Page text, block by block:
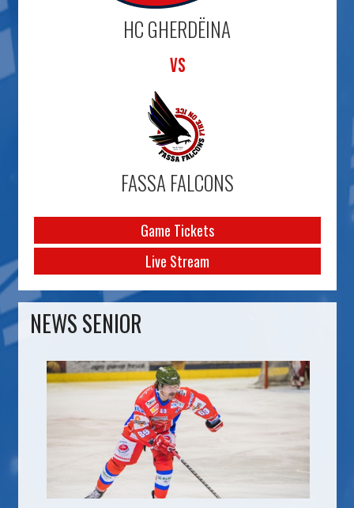
HC GHERDËINA
VS
FASSA FALCONS
Game Tickets
Live Stream
NEWS SENIOR